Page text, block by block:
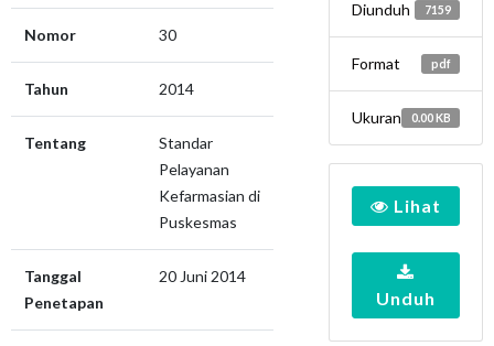
Nomor 30
Tahun 2014
Tentang
Standar
Pelayanan
Kefarmasian di
Puskesmas
Tanggal
Penetapan
20 Juni 2014
Diunduh 7159
Format pdf
Ukuran 0.00 KB
Lihat
Unduh